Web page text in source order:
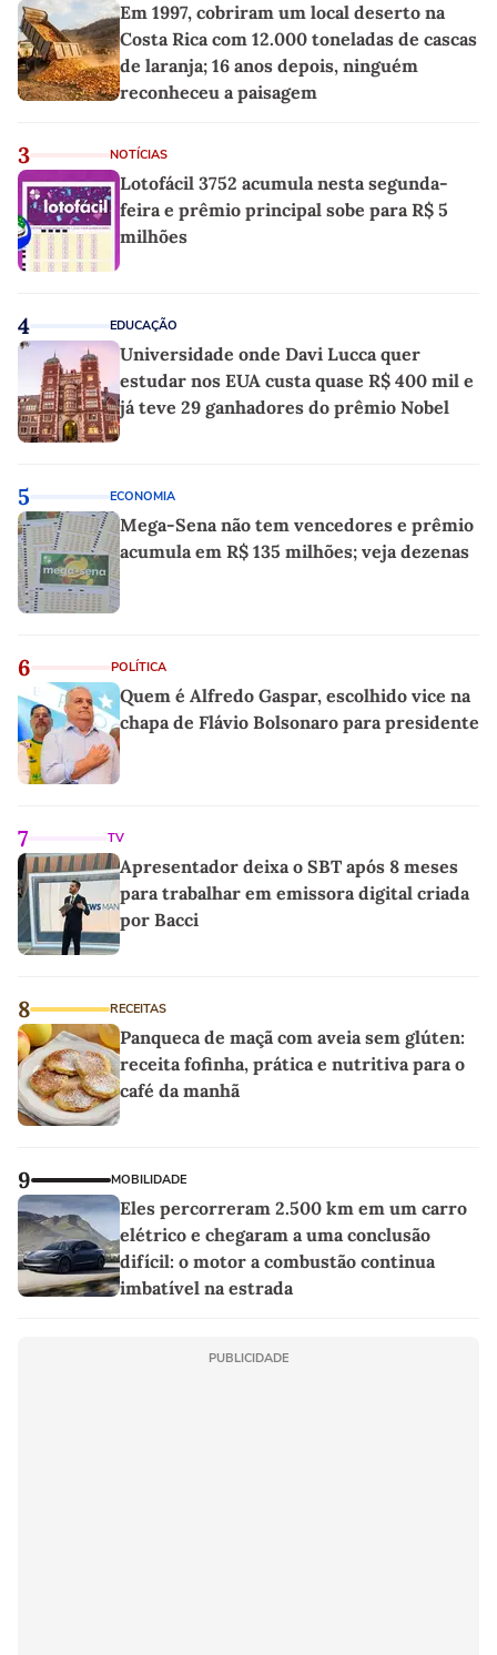
Em 1997, cobriram um local deserto na
Costa Rica com 12.000 toneladas de cascas
de laranja; 16 anos depois, ninguém
reconheceu a paisagem
3 NOTÍCIAS
Lotofácil 3752 acumula nesta segunda-
feira e prêmio principal sobe para R$ 5
milhões
4 EDUCAÇÃO
Universidade onde Davi Lucca quer
estudar nos EUA custa quase R$ 400 mil e
já teve 29 ganhadores do prêmio Nobel
5 ECONOMIA
Mega-Sena não tem vencedores e prêmio
acumula em R$ 135 milhões; veja dezenas
6 POLÍTICA
Quem é Alfredo Gaspar, escolhido vice na
chapa de Flávio Bolsonaro para presidente
7 TV
Apresentador deixa o SBT após 8 meses
para trabalhar em emissora digital criada
por Bacci
8 RECEITAS
Panqueca de maçã com aveia sem glúten:
receita fofinha, prática e nutritiva para o
café da manhã
9 MOBILIDADE
Eles percorreram 2.500 km em um carro
elétrico e chegaram a uma conclusão
difícil: o motor a combustão continua
imbatível na estrada
PUBLICIDADE